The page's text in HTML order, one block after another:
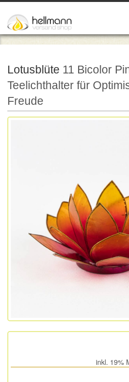
Lotusblüte 11 Bicolor
Teelichthalter für
Freude
inkl. 19%